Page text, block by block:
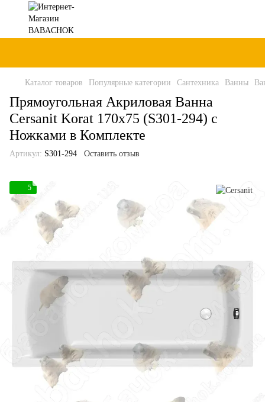
Каталог товаров Популярные категории Сантехника Ванны
Прямоугольная Акриловая Ванна
Cersanit Korat 170x75 (S301-294) с
Ножками в Комплекте
Артикул: S301-294 Оставить отзыв
5